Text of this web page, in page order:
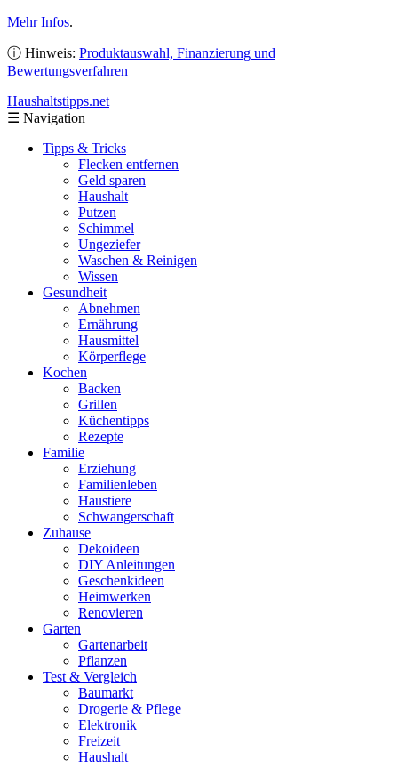
Mehr Infos.
ⓘ Hinweis: Produktauswahl, Finanzierung und
Bewertungsverfahren
Haushaltstipps.net
☰ Navigation
Tipps & Tricks
Flecken entfernen
Geld sparen
Haushalt
Putzen
Schimmel
Ungeziefer
Waschen & Reinigen
Wissen
Gesundheit
Abnehmen
Ernährung
Hausmittel
Körperflege
Kochen
Backen
Grillen
Küchentipps
Rezepte
Familie
Erziehung
Familienleben
Haustiere
Schwangerschaft
Zuhause
Dekoideen
DIY Anleitungen
Geschenkideen
Heimwerken
Renovieren
Garten
Gartenarbeit
Pflanzen
Test & Vergleich
Baumarkt
Drogerie & Pflege
Elektronik
Freizeit
Haushalt